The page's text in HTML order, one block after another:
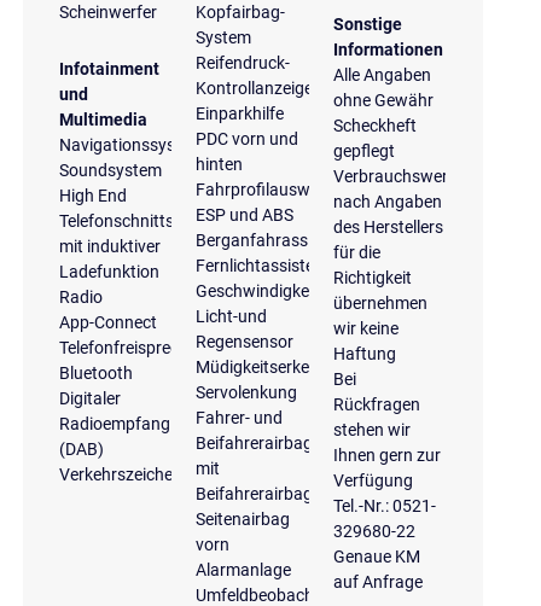
Scheinwerfer
Infotainment
und
Multimedia
Navigationssystem
Soundsystem
High End
Telefonschnittstelle
mit induktiver
Ladefunktion
Radio
App-Connect
Telefonfreisprecheinrichtung
Bluetooth
Digitaler
Radioempfang
(DAB)
Verkehrszeichenerkennung
Kopfairbag-
System
Reifendruck-
Kontrollanzeige
Einparkhilfe
PDC vorn und
hinten
Fahrprofilauswahl
ESP und ABS
Berganfahrassistent
Fernlichtassistent
Geschwindigkeitsbegrenzungsanlage
Licht-und
Regensensor
Müdigkeitserkennung
Servolenkung
Fahrer- und
Beifahrerairbag
mit
Beifahrerairbagdeaktivierung
Seitenairbag
vorn
Alarmanlage
Umfeldbeobachtungssystem
Sonstige
Informationen
Alle Angaben
ohne Gewähr
Scheckheft
gepflegt
Verbrauchswerte
nach Angaben
des Herstellers
für die
Richtigkeit
übernehmen
wir keine
Haftung
Bei
Rückfragen
stehen wir
Ihnen gern zur
Verfügung
Tel.-Nr.: 0521-
329680-22
Genaue KM
auf Anfrage